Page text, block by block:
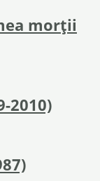
morţii
2010)